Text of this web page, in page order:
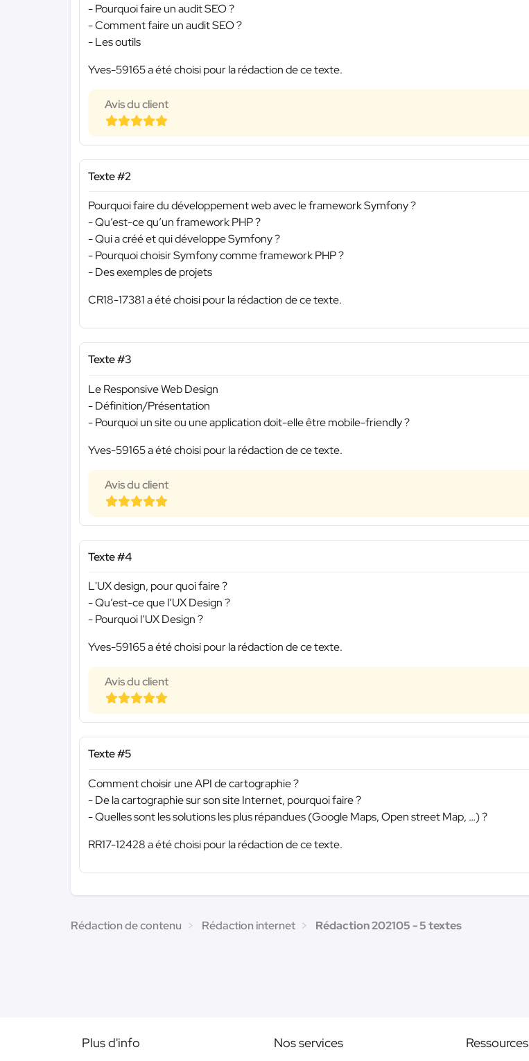
- Pourquoi faire un audit SEO ?
- Comment faire un audit SEO ?
- Les outils
Yves-59165 a été choisi pour la rédaction de ce texte.
Avis du client
Texte #2
Pourquoi faire du développement web avec le framework Symfony ?
- Qu’est-ce qu’un framework PHP ?
- Qui a créé et qui développe Symfony ?
- Pourquoi choisir Symfony comme framework PHP ?
- Des exemples de projets
CR18-17381 a été choisi pour la rédaction de ce texte.
Texte #3
Le Responsive Web Design
- Définition/Présentation
- Pourquoi un site ou une application doit-elle être mobile-friendly ?
Yves-59165 a été choisi pour la rédaction de ce texte.
Avis du client
Texte #4
L'UX design, pour quoi faire ?
- Qu’est-ce que l’UX Design ?
- Pourquoi l’UX Design ?
Yves-59165 a été choisi pour la rédaction de ce texte.
Avis du client
Texte #5
Comment choisir une API de cartographie ?
- De la cartographie sur son site Internet, pourquoi faire ?
- Quelles sont les solutions les plus répandues (Google Maps, Open street Map, …) ?
RR17-12428 a été choisi pour la rédaction de ce texte.
Rédaction de contenu Rédaction internet Rédaction 202105 - 5 textes
Plus d'info Nos services Ressources